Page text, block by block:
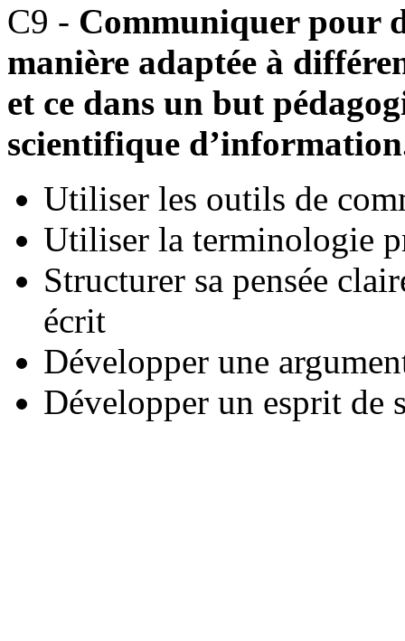
C9 - Communiquer pour
manière adaptée à
et ce dans un but
scientifique
Utiliser les outils de
Utiliser la terminologie
Structurer sa pensée
écrit
Développer une
Développer un esprit de